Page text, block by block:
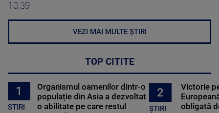
10:39
VEZI MAI MULTE ȘTIRI
TOP CITITE
1
STIRI
Organismul oamenilor dintr-o
populație din Asia a dezvoltat
o abilitate pe care restul
2
ȘTIRI
Victorie
obligată